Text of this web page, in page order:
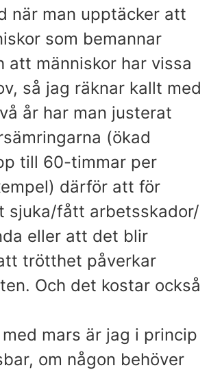
när man upptäcker att
som bemannar
att människor har vissa
så jag räknar kallt med
år har man justerat
(ökad
till 60-timmar per
därför att för
sjuka/fått arbetsskador/
eller att det blir
trötthet påverkar
Och det kostar också
mars är jag i princip
om någon behöver